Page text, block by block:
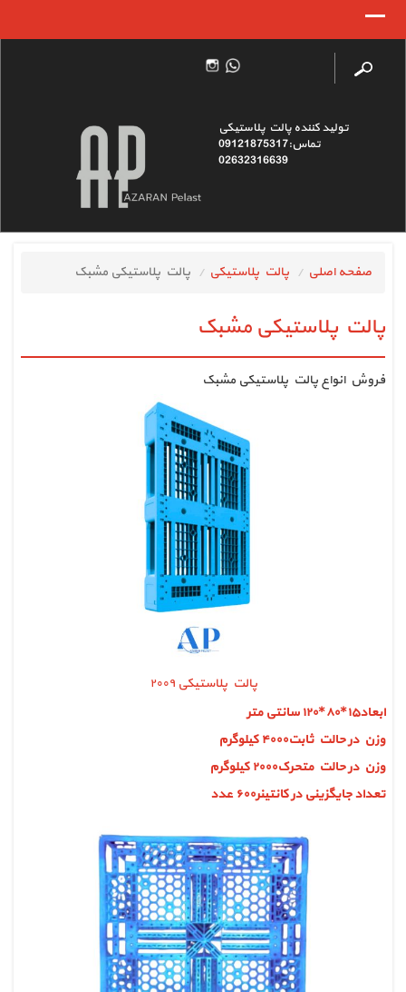
تولید کننده پالت پلاستیکی
تماس:09121875317
02632316639
صفحه اصلی پالت پلاستیکی پالت پلاستیکی مشبک
پالت پلاستیکی مشبک
فروش انواع پالت پلاستیکی مشبک
پالت پلاستیکی ۲۰۰۹
ابعاد۱۵*۸۰*۱۲۰ سانتی متر
وزن در حالت ثابت۴۰۰۰ کیلوگرم
وزن در حالت متحرک۲۰۰۰ کیلوگرم
تعداد جایگزینی در کانتینر۶۰۰ عدد